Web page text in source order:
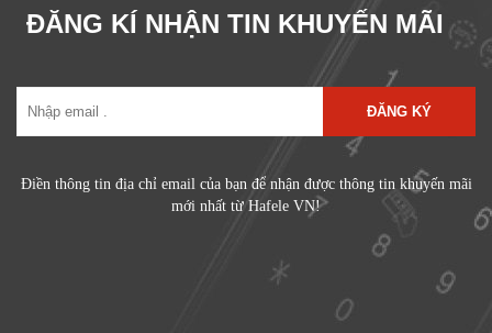
ĐĂNG KÍ NHẬN TIN KHUYẾN MÃI
ĐĂNG KÝ
Điền thông tin địa chỉ email của bạn để nhận được thông tin khuyến mãi
mới nhất từ Hafele VN!